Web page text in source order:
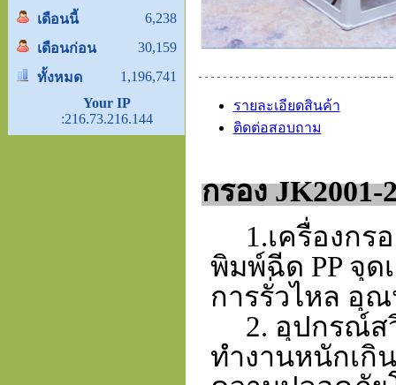
เดือนนี้
6,238
เดือนก่อน
30,159
ทั้งหมด
1,196,741
Your IP
:216.73.216.144
รายละเอียดสินค้า
ติดต่อสอบถาม
กรอง JK2001-
1.เครื่องก
พิมพ์ฉีด PP จุด
การรั่วไหล อุ
2. อุปกรณ์ส
ทำงานหนักเกิ